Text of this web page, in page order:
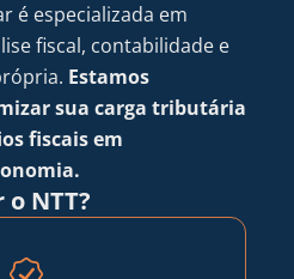
é especializada em
fiscal, contabilidade e
Estamos
sua carga tributária
fiscais em
NTT?